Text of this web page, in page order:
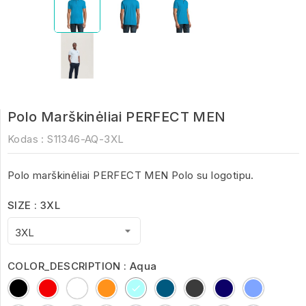
Polo Marškinėliai PERFECT MEN
Kodas : S11346-AQ-3XL
Polo marškinėliai PERFECT MEN Polo su logotipu.
SIZE : 3XL
COLOR_DESCRIPTION : Aqua
BlackRed WhiteOrangeAqua Charcoal
Melange
Dark
Grey
French
Navy
Heather
Denim